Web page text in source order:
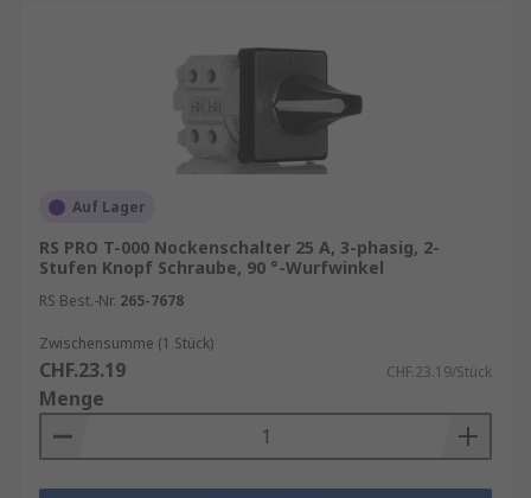
Auf Lager
RS PRO T-000 Nockenschalter 25 A, 3-phasig, 2-
Stufen Knopf Schraube, 90 °-Wurfwinkel
RS Best.-Nr. 265-7678
Zwischensumme (1 Stück)
CHF.23.19 CHF.23.19/Stück
Menge